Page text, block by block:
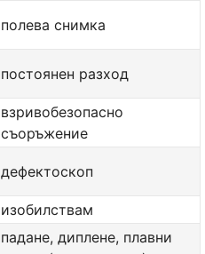
полева снимка
постоянен разход
взривобезопасно
съоръжение
дефектоскоп
изобилствам
падане, диплене, плавни